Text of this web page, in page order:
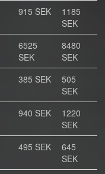
915 SEK
1185
SEK
6525
SEK
8480
SEK
385 SEK
505
SEK
940 SEK
1220
SEK
495 SEK
645
SEK